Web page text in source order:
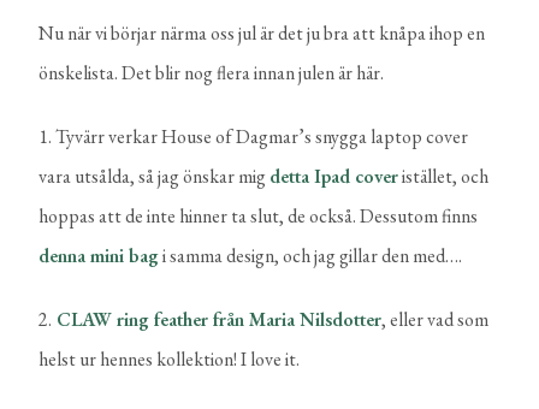
Nu när vi börjar närma oss jul är det ju bra att knåpa ihop en
önskelista. Det blir nog flera innan julen är här.
1. Tyvärr verkar House of Dagmar’s snygga laptop cover
vara utsålda, så jag önskar migdetta Ipad coveristället, och
hoppas att de inte hinner ta slut, de också. Dessutom finns
denna mini bagi samma design, och jag gillar den med….
2. CLAW ring feather från Maria Nilsdotter, eller vad som
helst ur hennes kollektion! I love it.